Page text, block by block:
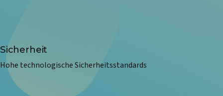
Sicherheit
Hohe technologische Sicherheitsstandards